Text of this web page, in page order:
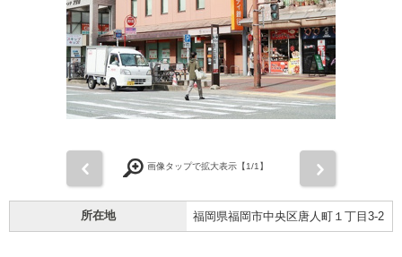
画像タップで拡大表示【1/1】
所在地 福岡県福岡市中央区唐人町１丁目3-2